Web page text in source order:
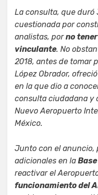
La consulta, que duró
cuestionada por
analistas, porno
vinculante. No
2018, antes de tomar
López Obrador,
en la que dio a
consulta ciudadana y
Nuevo Aeropuerto
México.
Junto con el anuncio,
adicionales en la
reactivar el
funcionamiento del